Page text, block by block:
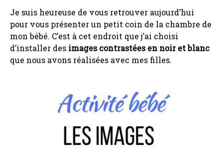
Je suis heureuse de vous retrouver aujourd’hui
pour vous présenter un petit coin de la chambre de
mon bébé. C’est à cet endroit que j’ai choisi
d’installer des images contrastées en noir et blanc
que nous avons réalisées avec mes filles.